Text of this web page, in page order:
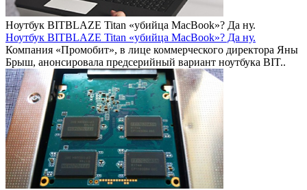
Ноутбук BITBLAZE Titan «убийца MacBook»? Да ну.
Ноутбук BITBLAZE Titan «убийца MacBook»? Да ну.
Компания «Промобит», в лице коммерческого директора Яны
Брыш, анонсировала предсерийный вариант ноутбука BIT..